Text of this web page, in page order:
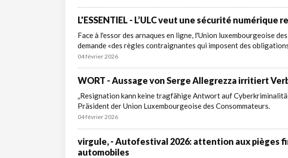
L'ESSENTIEL - L’ULC veut une sécurité numérique
Face à l'essor des arnaques en ligne, l'Union luxembourgeoise
demande «des règles contraignantes qui imposent des
04 février 2026
WORT - Aussage von Serge Allegrezza irritiert
„Resignation kann keine tragfähige Antwort auf
Präsident der Union Luxembourgeoise des Consommateurs.
04 février 2026
virgule, - Autofestival 2026: attention aux pièges
automobiles